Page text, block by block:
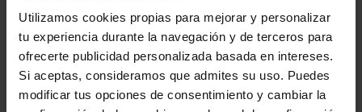
Utilizamos cookies propias para mejorar y personalizar
tu experiencia durante la navegación y de terceros para
ofrecerte publicidad personalizada basada en intereses.
Si aceptas, consideramos que admites su uso. Puedes
modificar tus opciones de consentimiento y cambiar la